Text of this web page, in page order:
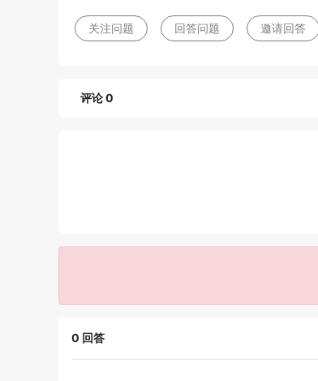
关注问题 回答问题 邀请回答
评论 0
0 回答